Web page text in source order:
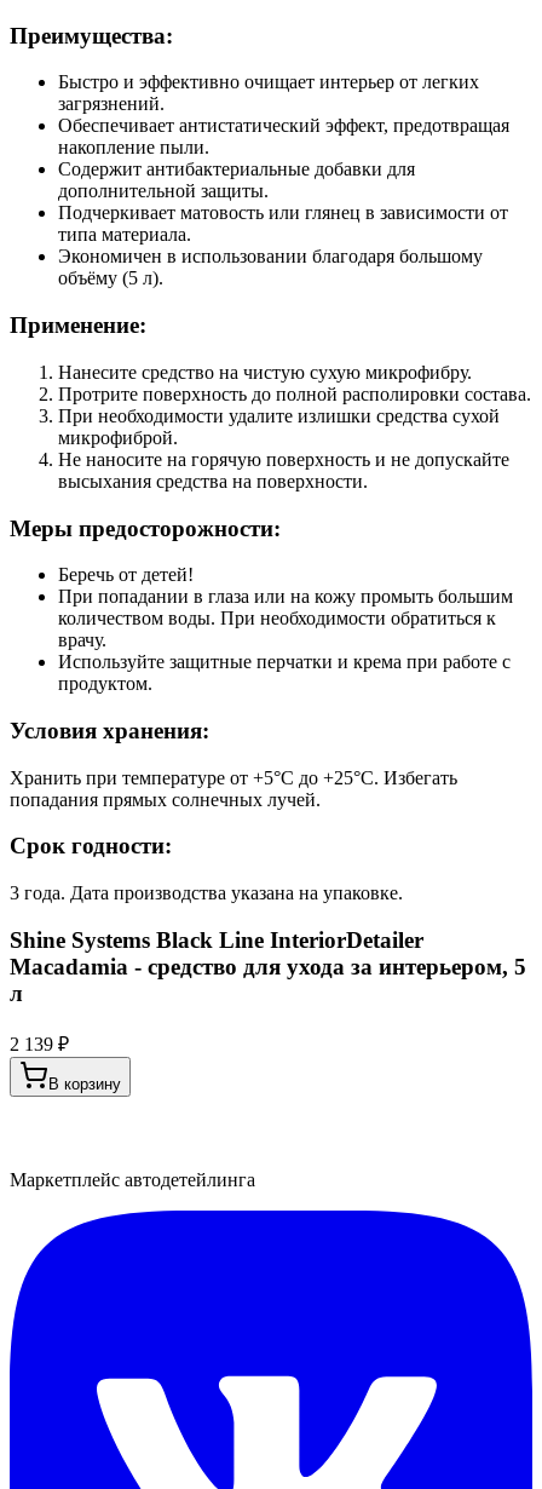
Преимущества:
Быстро и эффективно очищает интерьер от легких
загрязнений.
Обеспечивает антистатический эффект, предотвращая
накопление пыли.
Содержит антибактериальные добавки для
дополнительной защиты.
Подчеркивает матовость или глянец в зависимости от
типа материала.
Экономичен в использовании благодаря большому
объёму (5 л).
Применение:
Нанесите средство на чистую сухую микрофибру.
Протрите поверхность до полной располировки состава.
При необходимости удалите излишки средства сухой
микрофиброй.
Не наносите на горячую поверхность и не допускайте
высыхания средства на поверхности.
Меры предосторожности:
Беречь от детей!
При попадании в глаза или на кожу промыть большим
количеством воды. При необходимости обратиться к
врачу.
Используйте защитные перчатки и крема при работе с
продуктом.
Условия хранения:
Хранить при температуре от +5°С до +25°С. Избегать
попадания прямых солнечных лучей.
Срок годности:
3 года. Дата производства указана на упаковке.
Shine Systems Black Line InteriorDetailer
Macadamia - средство для ухода за интерьером, 5
л
2 139 ₽
В корзину
Маркетплейс автодетейлинга